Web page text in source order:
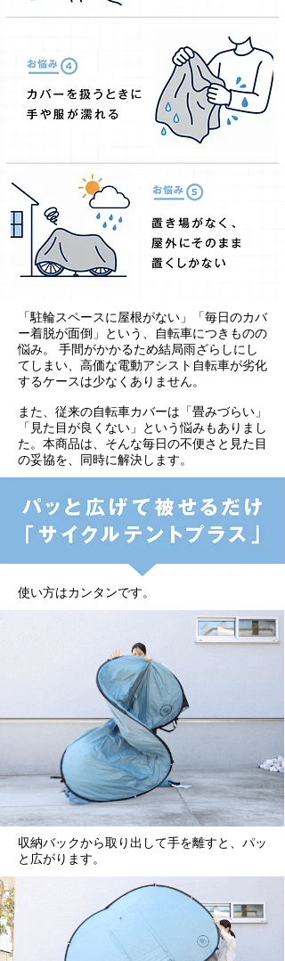
「駐輪スペースに屋根がない」「毎日のカバ
ー着脱が面倒」という、自転車につきものの
悩み。 手間がかかるため結局雨ざらしにし
てしまい、高価な電動アシスト自転車が劣化
するケースは少なくありません。
また、従来の自転車カバーは「畳みづらい」
「見た目が良くない」という悩みもありまし
た。本商品は、そんな毎日の不便さと見た目
の妥協を、同時に解決します。
使い方はカンタンです。
収納バックから取り出して手を離すと、パッ
と広がります。